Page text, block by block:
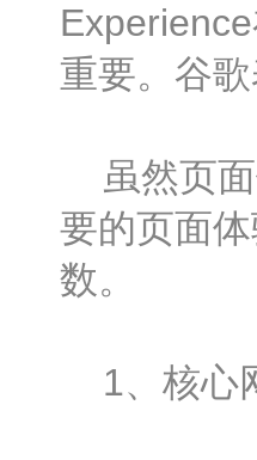
重要。谷
虽然页面
要的页面
数。
1、核心